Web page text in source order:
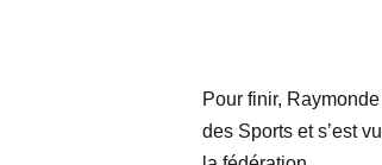
Pour finir,
des Sports et s’est